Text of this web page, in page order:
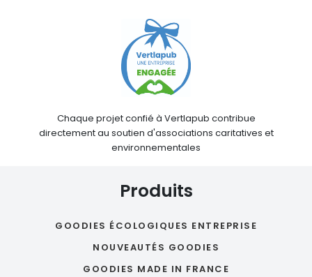
Chaque projet confié à Vertlapub contribue
directement au soutien d'associations caritatives et
environnementales
Produits
GOODIES ÉCOLOGIQUES ENTREPRISE
NOUVEAUTÉS GOODIES
GOODIES MADE IN FRANCE